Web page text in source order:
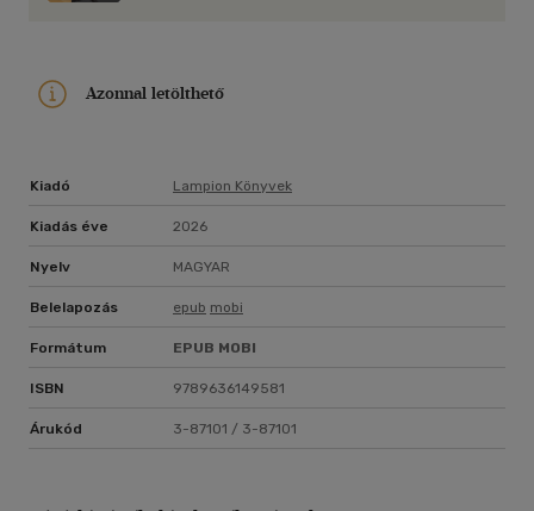
Azonnal letölthető
Kiadó Lampion Könyvek
Kiadás éve 2026
Nyelv MAGYAR
Belelapozás epub mobi
Formátum EPUB MOBI
ISBN 9789636149581
Árukód 3-87101 / 3-87101